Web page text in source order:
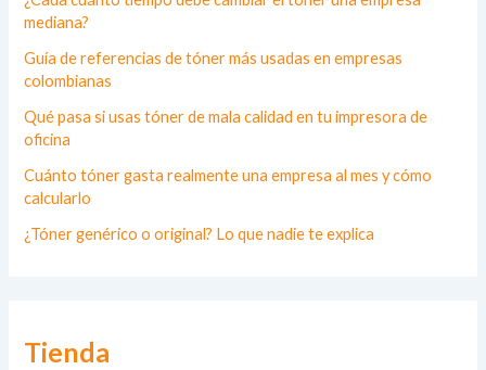
mediana?
Guía de referencias de tóner más usadas en empresas
colombianas
Qué pasa si usas tóner de mala calidad en tu impresora de
oficina
Cuánto tóner gasta realmente una empresa al mes y cómo
calcularlo
¿Tóner genérico o original? Lo que nadie te explica
Tienda